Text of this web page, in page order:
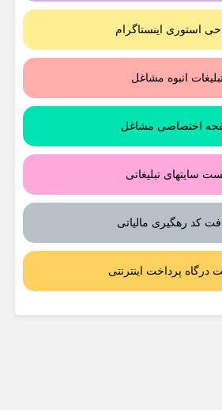
استوری اینستاگرام
انبوه مشاغل
اختصاصی مشاغل
سایتهای تبلیغاتی
کد رهگیری مالیاتی
درگاه پرداخت اینترنتی